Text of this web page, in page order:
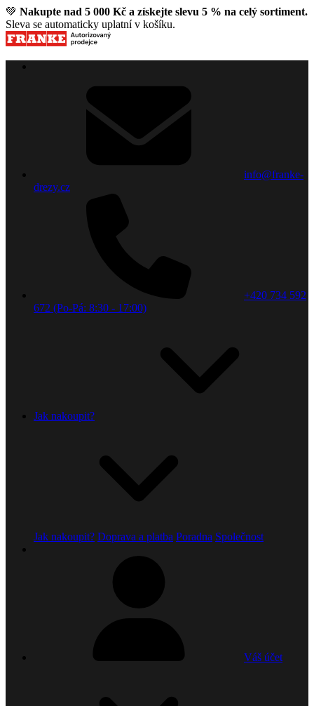
💚 Nakupte nad 5 000 Kč a získejte slevu 5 % na celý sortiment.
Sleva se automaticky uplatní v košíku.
info@franke-
drezy.cz
+420 734 592
672 (Po-Pá: 8:30 - 17:00)
Jak nakoupit?
Jak nakoupit? Doprava a platba Poradna Společnost
Váš účet